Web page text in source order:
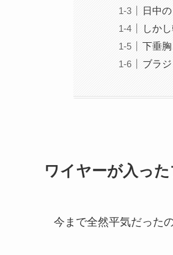
日中
しか
下垂
ブラ
ワイヤーが入っ
今まで全然平気だった